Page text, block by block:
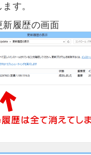
す。
新履歴の画面